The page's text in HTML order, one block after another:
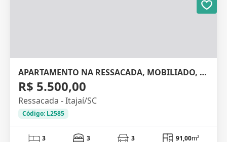
APARTAMENTO NA RESSACADA, MOBILIADO, 91M²
R$ 5.500,00
Ressacada - Itajaí/SC
Código: L2585
3 3 3 91,00m²